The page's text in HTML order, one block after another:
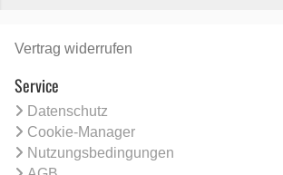
Vertrag widerrufen
Service
Datenschutz
Cookie-Manager
Nutzungsbedingungen